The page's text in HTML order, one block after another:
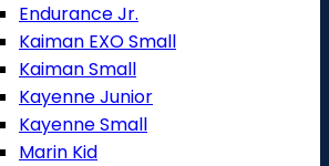
Endurance Jr.
Kaiman EXO Small
Kaiman Small
Kayenne Junior
Kayenne Small
Marin Kid